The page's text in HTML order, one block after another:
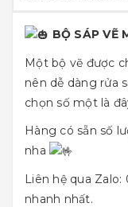
BỘ SÁP VẼ
Một bộ vẽ được
nên dễ dàng rửa
chọn số một là
Hàng có sẵn số
nha
Liên hệ qua Zalo:
nhanh nhất.